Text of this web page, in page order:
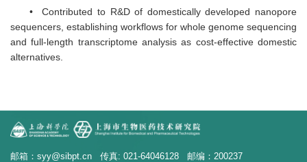
• Contributed to R&D of domestically developed nanopore
sequencers, establishing workflows for whole genome sequencing
and full-length transcriptome analysis as cost-effective domestic
alternatives.
邮箱：syy@sibpt.cn 传真: 021-64046128 邮编：200237